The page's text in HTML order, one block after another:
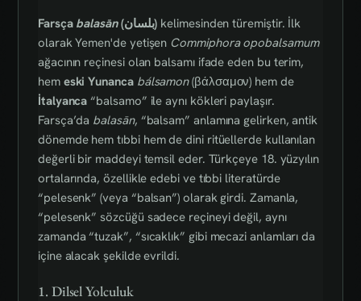
Farsça balasān (بلسان) kelimesinden türemiştir. İlk
olarak Yemen'de yetişen Commiphora opobalsamum
ağacının reçinesi olan balsamı ifade eden bu terim,
hem eski Yunanca bálsamon(βάλσαμον) hem de
İtalyanca “balsamo” ile aynı kökleri paylaşır.
Farsça’da balasān, “balsam” anlamına gelirken, antik
dönemde hem tıbbi hem de dini ritüellerde kullanılan
değerli bir maddeyi temsil eder. Türkçeye 18. yüzyılın
ortalarında, özellikle edebi ve tıbbi literatürde
“pelesenk” (veya “balsan”) olarak girdi. Zamanla,
“pelesenk” sözcüğü sadece reçineyi değil, aynı
zamanda “tuzak”, “sıcaklık” gibi mecazi anlamları da
içine alacak şekilde evrildi.
1. Dilsel Yolculuk